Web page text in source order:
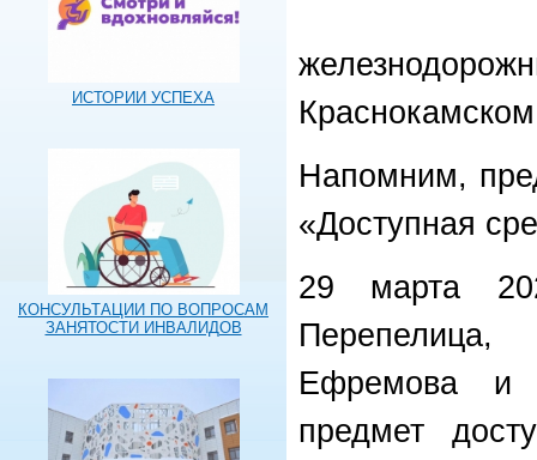
ИСТОРИИ УСПЕХА
КОНСУЛЬТАЦИИ ПО ВОПРОСАМ
ЗАНЯТОСТИ ИНВАЛИДОВ
Напомним,
«Доступная
29 марта
Перепелица,
Ефремова и
предмет